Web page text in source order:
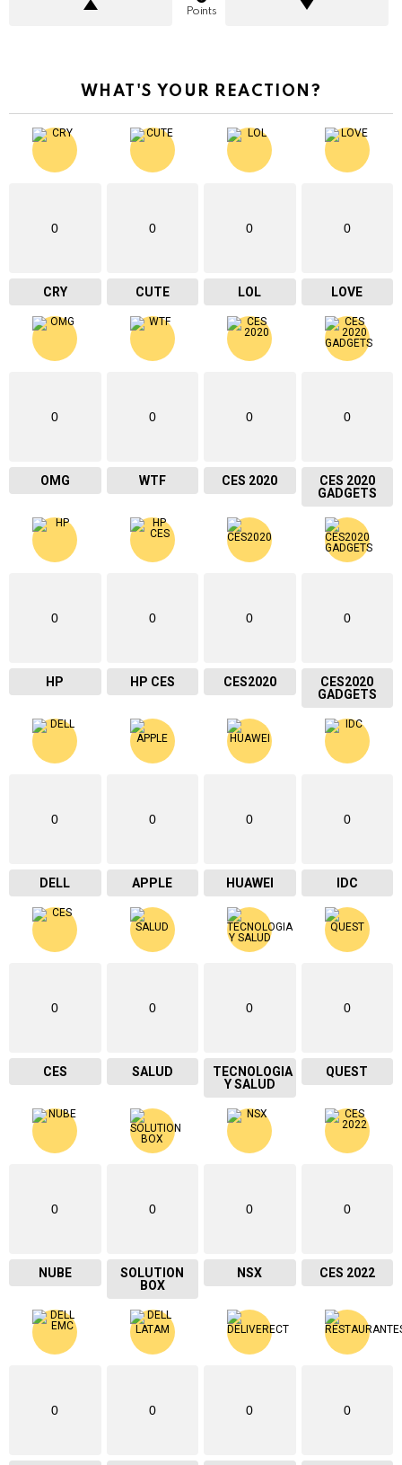
Points
WHAT'S YOUR REACTION?
0
CRY
0
CUTE
0
LOL
0
LOVE
0
OMG
0
WTF
0
CES 2020
0
CES 2020
GADGETS
0
HP
0
HP CES
0
CES2020
0
CES2020
GADGETS
0
DELL
0
APPLE
0
HUAWEI
0
IDC
0
CES
0
SALUD
0
TECNOLOGIA
Y SALUD
0
QUEST
0
NUBE
0
SOLUTION
BOX
0
NSX
0
CES 2022
0 0 0 0